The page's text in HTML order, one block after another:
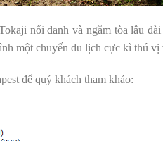
nổi danh và ngắm tòa lâu
một chuyến du lịch cực kì thú vị
để quý khách tham khảo: